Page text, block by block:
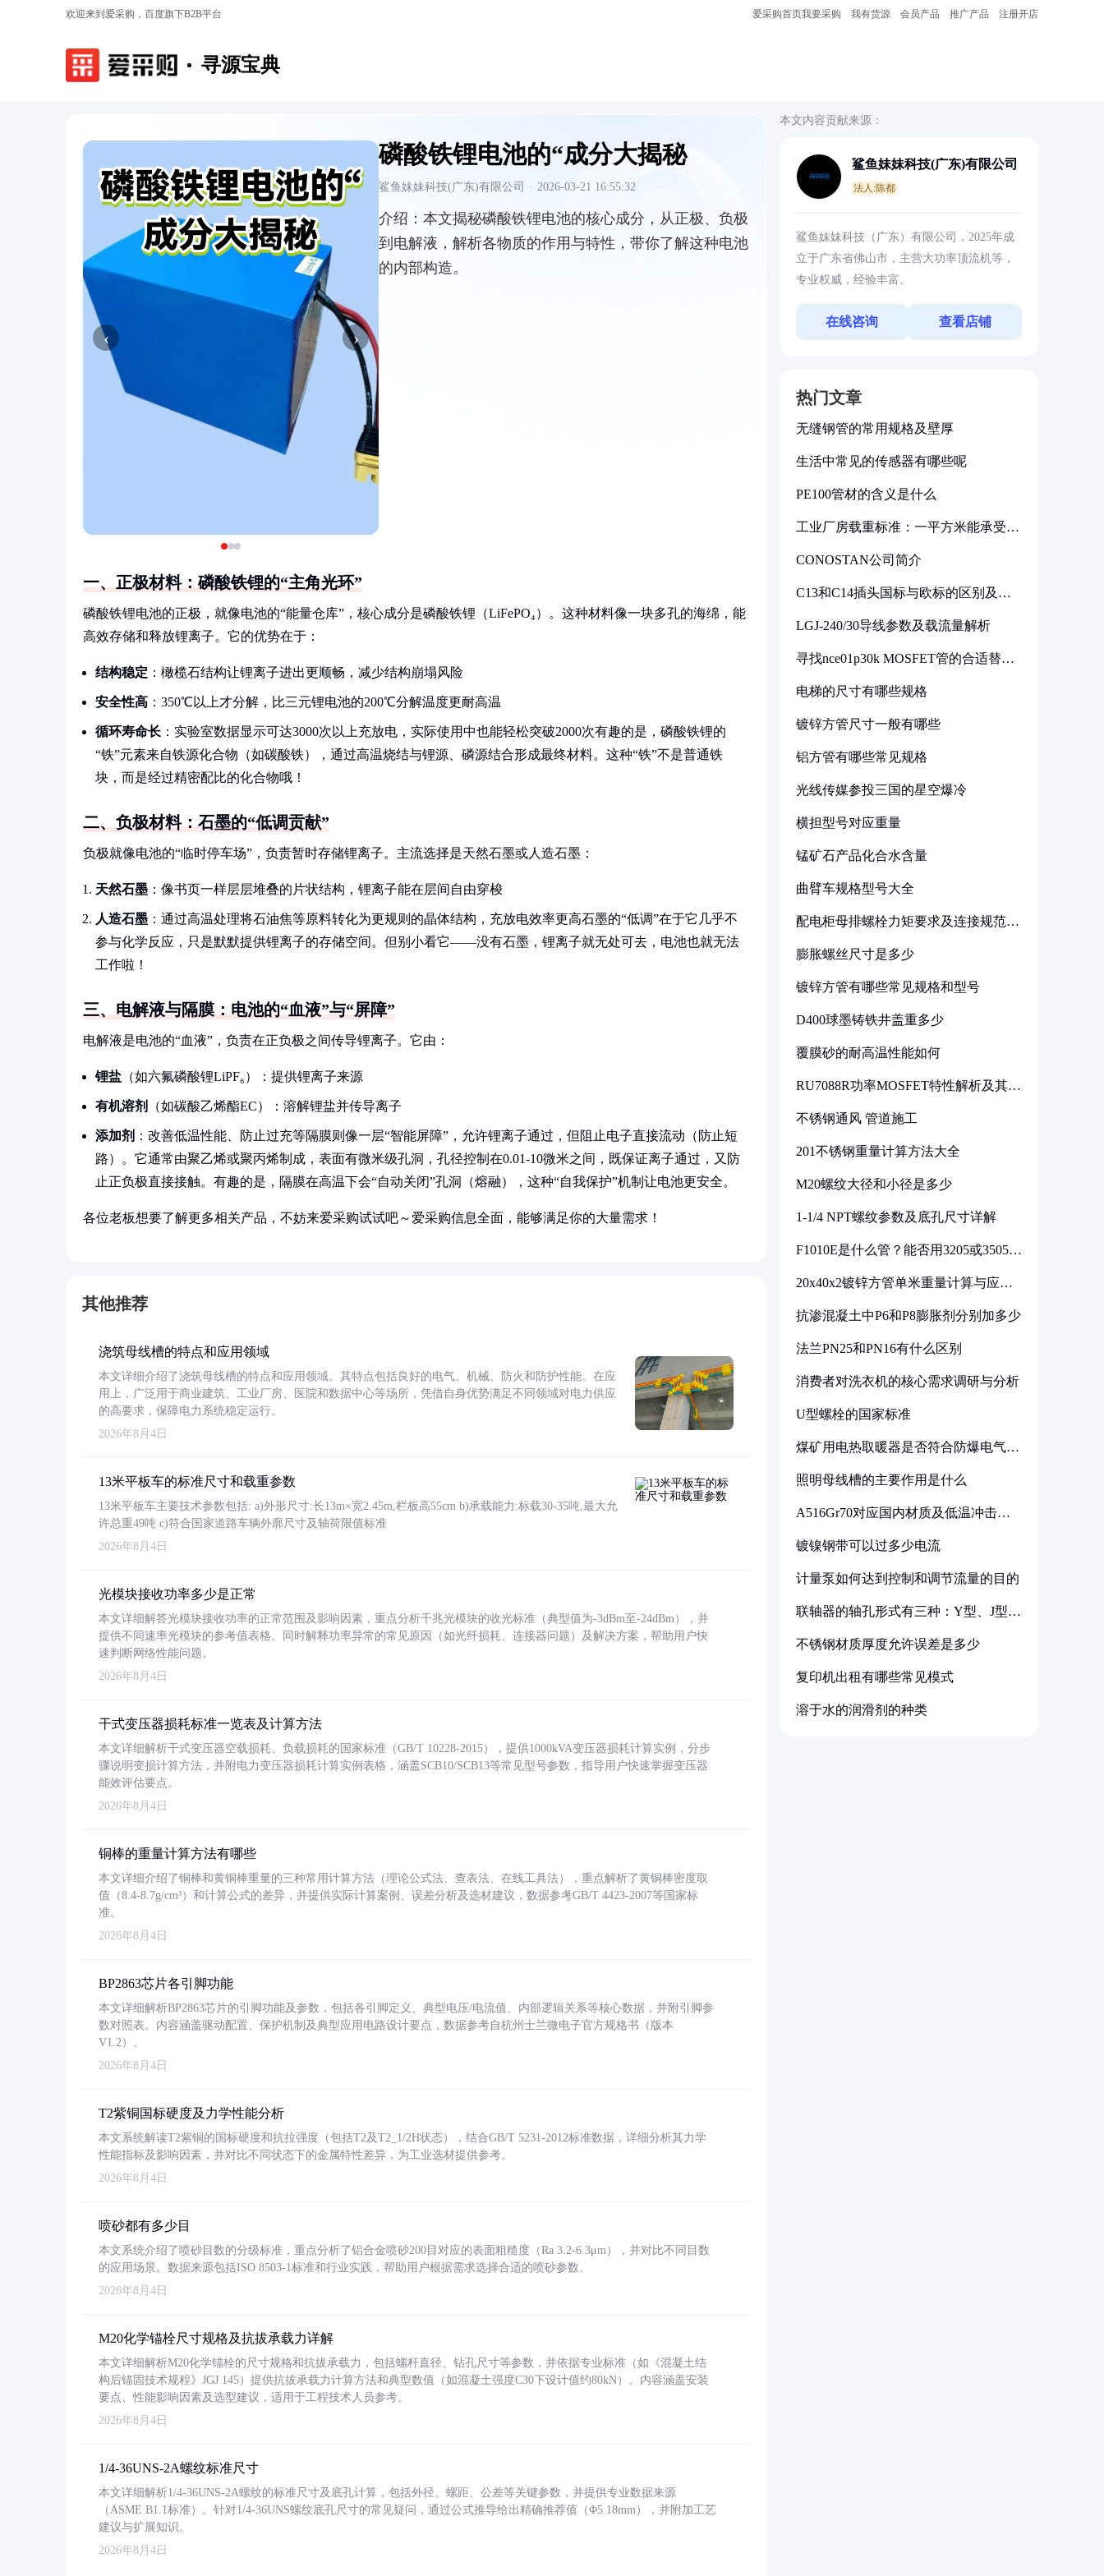
欢迎来到爱采购，百度旗下B2B平台 爱采购首页我要采购 我有货源 会员产品 推广产品 注册开店
寻源宝典
‹ ›
磷酸铁锂电池的“成分大揭秘
鲨鱼妹妹科技(广东)有限公司 · 2026-03-21 16:55:32
介绍： 本文揭秘磷酸铁锂电池的核心成分，从正极、负极
到电解液，解析各物质的作用与特性，带你了解这种电池
的内部构造。
一、正极材料：磷酸铁锂的“主角光环”
磷酸铁锂电池的正极，就像电池的“能量仓库”，核心成分是磷酸铁锂（LiFePO₄）。这种材料像一块多孔的海绵，能
高效存储和释放锂离子。它的优势在于：
结构稳定 ：橄榄石结构让锂离子进出更顺畅，减少结构崩塌风险
安全性高 ：350℃以上才分解，比三元锂电池的200℃分解温度更耐高温
循环寿命长 ：实验室数据显示可达3000次以上充放电，实际使用中也能轻松突破2000次有趣的是，磷酸铁锂的
“铁”元素来自铁源化合物（如碳酸铁），通过高温烧结与锂源、磷源结合形成最终材料。这种“铁”不是普通铁
块，而是经过精密配比的化合物哦！
二、负极材料：石墨的“低调贡献”
负极就像电池的“临时停车场”，负责暂时存储锂离子。主流选择是天然石墨或人造石墨：
天然石墨 ：像书页一样层层堆叠的片状结构，锂离子能在层间自由穿梭
人造石墨 ：通过高温处理将石油焦等原料转化为更规则的晶体结构，充放电效率更高石墨的“低调”在于它几乎不
参与化学反应，只是默默提供锂离子的存储空间。但别小看它——没有石墨，锂离子就无处可去，电池也就无法
工作啦！
三、电解液与隔膜：电池的“血液”与“屏障”
电解液是电池的“血液”，负责在正负极之间传导锂离子。它由：
锂盐 （如六氟磷酸锂LiPF₆）：提供锂离子来源
有机溶剂 （如碳酸乙烯酯EC）：溶解锂盐并传导离子
添加剂 ：改善低温性能、防止过充等隔膜则像一层“智能屏障”，允许锂离子通过，但阻止电子直接流动（防止短
路）。它通常由聚乙烯或聚丙烯制成，表面有微米级孔洞，孔径控制在0.01-10微米之间，既保证离子通过，又防
止正负极直接接触。有趣的是，隔膜在高温下会“自动关闭”孔洞（熔融），这种“自我保护”机制让电池更安全。
各位老板想要了解更多相关产品，不妨来爱采购试试吧～爱采购信息全面，能够满足你的大量需求！
其他推荐
浇筑母线槽的特点和应用领域
本文详细介绍了浇筑母线槽的特点和应用领域。其特点包括良好的电气、机械、防火和防护性能。在应
用上，广泛用于商业建筑、工业厂房、医院和数据中心等场所，凭借自身优势满足不同领域对电力供应
的高要求，保障电力系统稳定运行。
2026年8月4日
13米平板车的标准尺寸和载重参数
13米平板车主要技术参数包括: a)外形尺寸:长13m×宽2.45m,栏板高55cm b)承载能力:标载30-35吨,最大允
许总重49吨 c)符合国家道路车辆外廓尺寸及轴荷限值标准
2026年8月4日
光模块接收功率多少是正常
本文详细解答光模块接收功率的正常范围及影响因素，重点分析千兆光模块的收光标准（典型值为-3dBm至-24dBm），并
提供不同速率光模块的参考值表格。同时解释功率异常的常见原因（如光纤损耗、连接器问题）及解决方案，帮助用户快
速判断网络性能问题。
2026年8月4日
干式变压器损耗标准一览表及计算方法
本文详细解析干式变压器空载损耗、负载损耗的国家标准（GB/T 10228-2015），提供1000kVA变压器损耗计算实例，分步
骤说明变损计算方法，并附电力变压器损耗计算实例表格，涵盖SCB10/SCB13等常见型号参数，指导用户快速掌握变压器
能效评估要点。
2026年8月4日
铜棒的重量计算方法有哪些
本文详细介绍了铜棒和黄铜棒重量的三种常用计算方法（理论公式法、查表法、在线工具法），重点解析了黄铜棒密度取
值（8.4-8.7g/cm³）和计算公式的差异，并提供实际计算案例、误差分析及选材建议，数据参考GB/T 4423-2007等国家标
准。
2026年8月4日
BP2863芯片各引脚功能
本文详细解析BP2863芯片的引脚功能及参数，包括各引脚定义、典型电压/电流值、内部逻辑关系等核心数据，并附引脚参
数对照表。内容涵盖驱动配置、保护机制及典型应用电路设计要点，数据参考自杭州士兰微电子官方规格书（版本
V1.2）。
2026年8月4日
T2紫铜国标硬度及力学性能分析
本文系统解读T2紫铜的国标硬度和抗拉强度（包括T2及T2_1/2H状态），结合GB/T 5231-2012标准数据，详细分析其力学
性能指标及影响因素，并对比不同状态下的金属特性差异，为工业选材提供参考。
2026年8月4日
喷砂都有多少目
本文系统介绍了喷砂目数的分级标准，重点分析了铝合金喷砂200目对应的表面粗糙度（Ra 3.2-6.3μm），并对比不同目数
的应用场景。数据来源包括ISO 8503-1标准和行业实践，帮助用户根据需求选择合适的喷砂参数。
2026年8月4日
M20化学锚栓尺寸规格及抗拔承载力详解
本文详细解析M20化学锚栓的尺寸规格和抗拔承载力，包括螺杆直径、钻孔尺寸等参数，并依据专业标准（如《混凝土结
构后锚固技术规程》JGJ 145）提供抗拔承载力计算方法和典型数值（如混凝土强度C30下设计值约80kN）。内容涵盖安装
要点、性能影响因素及选型建议，适用于工程技术人员参考。
2026年8月4日
1/4-36UNS-2A螺纹标准尺寸
本文详细解析1/4-36UNS-2A螺纹的标准尺寸及底孔计算，包括外径、螺距、公差等关键参数，并提供专业数据来源
（ASME B1.1标准）。针对1/4-36UNS螺纹底孔尺寸的常见疑问，通过公式推导给出精确推荐值（Φ5.18mm），并附加工艺
建议与扩展知识。
2026年8月4日
本文内容贡献来源：
鲨鱼妹妹科技(广东)有限公司
法人:陈都
鲨鱼妹妹科技（广东）有限公司，2025年成
立于广东省佛山市，主营大功率顶流机等，
专业权威，经验丰富。
在线咨询 查看店铺
热门文章
无缝钢管的常用规格及壁厚
生活中常见的传感器有哪些呢
PE100管材的含义是什么
工业厂房载重标准：一平方米能承受多
CONOSTAN公司简介
C13和C14插头国标与欧标的区别及其
LGJ-240/30导线参数及载流量解析
寻找nce01p30k MOSFET管的合适替代
电梯的尺寸有哪些规格
镀锌方管尺寸一般有哪些
铝方管有哪些常见规格
光线传媒参投三国的星空爆冷
横担型号对应重量
锰矿石产品化合水含量
曲臂车规格型号大全
配电柜母排螺栓力矩要求及连接规范详
膨胀螺丝尺寸是多少
镀锌方管有哪些常见规格和型号
D400球墨铸铁井盖重多少
覆膜砂的耐高温性能如何
RU7088R功率MOSFET特性解析及其在
不锈钢通风 管道施工
201不锈钢重量计算方法大全
M20螺纹大径和小径是多少
1-1/4 NPT螺纹参数及底孔尺寸详解
F1010E是什么管？能否用3205或3505代
20x40x2镀锌方管单米重量计算与应用
抗渗混凝土中P6和P8膨胀剂分别加多少
法兰PN25和PN16有什么区别
消费者对洗衣机的核心需求调研与分析
U型螺栓的国家标准
煤矿用电热取暖器是否符合防爆电气设
照明母线槽的主要作用是什么
A516Gr70对应国内材质及低温冲击要
镀镍钢带可以过多少电流
计量泵如何达到控制和调节流量的目的
联轴器的轴孔形式有三种：Y型、J型、
不锈钢材质厚度允许误差是多少
复印机出租有哪些常见模式
溶于水的润滑剂的种类